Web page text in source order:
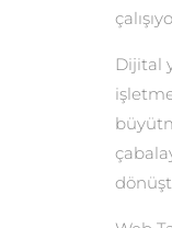
Dijital